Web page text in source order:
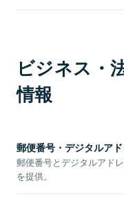
ビジネス・
情報
郵便番号・デジタルア
郵便番号とデジタルアド
を提供。